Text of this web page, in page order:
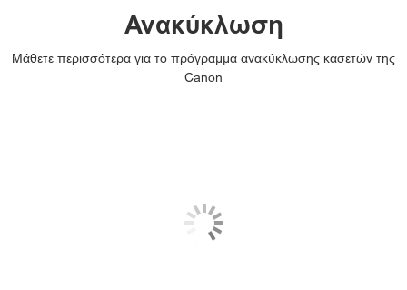
Ανακύκλωση
Μάθετε περισσότερα για το πρόγραμμα ανακύκλωσης κασετών της
Canon